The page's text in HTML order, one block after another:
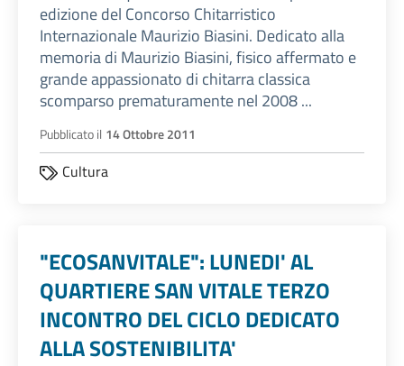
edizione del Concorso Chitarristico
Internazionale Maurizio Biasini. Dedicato alla
memoria di Maurizio Biasini, fisico affermato e
grande appassionato di chitarra classica
scomparso prematuramente nel 2008 ...
Pubblicato il 14 Ottobre 2011
Cultura
"ECOSANVITALE": LUNEDI' AL
QUARTIERE SAN VITALE TERZO
INCONTRO DEL CICLO DEDICATO
ALLA SOSTENIBILITA'